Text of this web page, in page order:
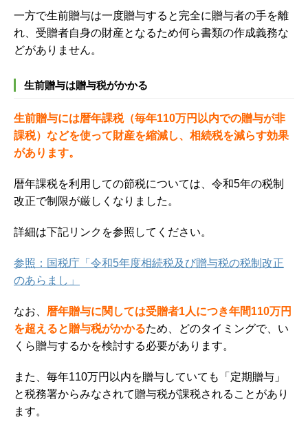
一方で生前贈与は一度贈与すると完全に贈与者の手を離
れ、受贈者自身の財産となるため何ら書類の作成義務な
どがありません。
生前贈与は贈与税がかかる
生前贈与には暦年課税（毎年110万円以内での贈与が非
課税）などを使って財産を縮減し、相続税を減らす効果
があります。
暦年課税を利用しての節税については、令和5年の税制
改正で制限が厳しくなりました。
詳細は下記リンクを参照してください。
参照：国税庁「令和5年度相続税及び贈与税の税制改正
のあらまし」
なお、 暦年贈与に関しては受贈者1人につき年間110万円
を超えると贈与税がかかるため、どのタイミングで、い
くら贈与するかを検討する必要があります。
また、毎年110万円以内を贈与していても「定期贈与」
と税務署からみなされて贈与税が課税されることがあり
ます。